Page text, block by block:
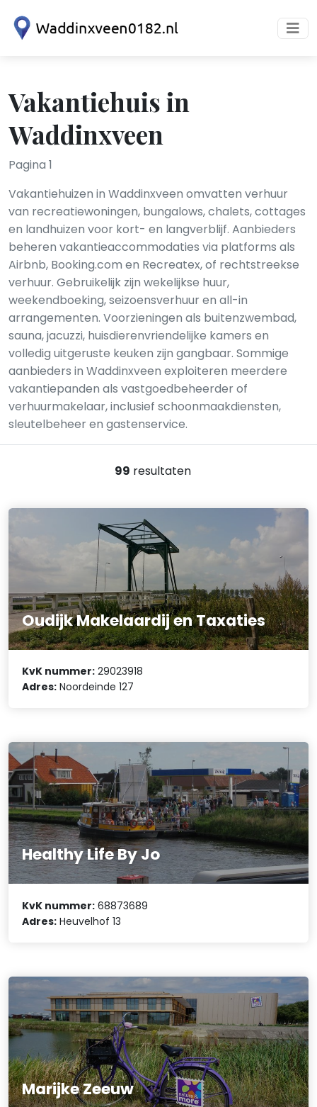
Vakantiehuis in
Waddinxveen
Pagina 1
Vakantiehuizen in Waddinxveen omvatten verhuur
van recreatiewoningen, bungalows, chalets, cottages
en landhuizen voor kort- en langverblijf. Aanbieders
beheren vakantieaccommodaties via platforms als
Airbnb, Booking.com en Recreatex, of rechtstreekse
verhuur. Gebruikelijk zijn wekelijkse huur,
weekendboeking, seizoensverhuur en all-in
arrangementen. Voorzieningen als buitenzwembad,
sauna, jacuzzi, huisdierenvriendelijke kamers en
volledig uitgeruste keuken zijn gangbaar. Sommige
aanbieders in Waddinxveen exploiteren meerdere
vakantiepanden als vastgoedbeheerder of
verhuurmakelaar, inclusief schoonmaakdiensten,
sleutelbeheer en gastenservice.
99 resultaten
Oudijk Makelaardij en Taxaties
KvK nummer: 29023918
Adres: Noordeinde 127
Healthy Life By Jo
KvK nummer: 68873689
Adres: Heuvelhof 13
Marijke Zeeuw